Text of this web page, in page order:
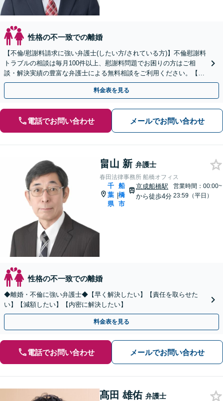
性格の不一致での離婚
【不倫/慰謝料請求に強い弁護士(したい方/されている方)】不倫慰謝料
トラブルの相談は毎月100件以上、慰謝料問題でお困りの方はご相
談・解決実績の豊富な弁護士による無料相談をご利用ください。【不
倫相談は初回0円】 【千葉県全域対応】
料金表を見る
電話でお問い合わせ メールでお問い合わせ
畠山 新 弁護士
春田法律事務所 船橋オフィス
千
葉
県
|
船
橋
市
京成船橋駅
から徒歩4分
営業時間：00:00~
23:59（平日）
性格の不一致での離婚
◆離婚・不倫に強い弁護士◆【早く解決したい】【責任を取らせた
い】【減額したい】【内密に解決したい】
料金表を見る
電話でお問い合わせ メールでお問い合わせ
髙田 雄佑 弁護士